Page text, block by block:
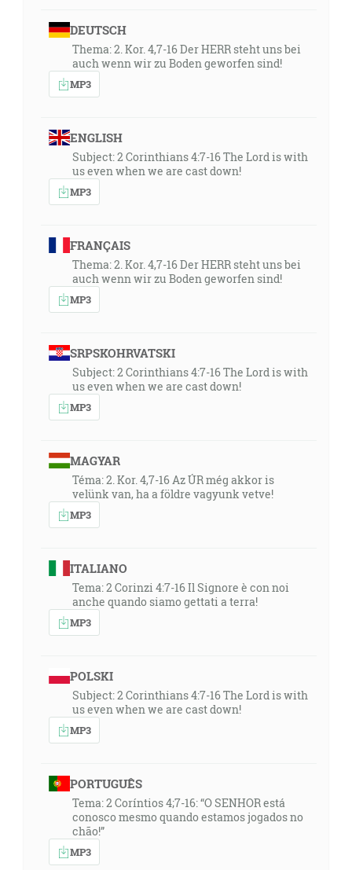
DEUTSCH
Thema: 2. Kor. 4,7-16 Der HERR steht uns bei
auch wenn wir zu Boden geworfen sind!
MP3
ENGLISH
Subject: 2 Corinthians 4:7-16 The Lord is with
us even when we are cast down!
MP3
FRANÇAIS
Thema: 2. Kor. 4,7-16 Der HERR steht uns bei
auch wenn wir zu Boden geworfen sind!
MP3
SRPSKOHRVATSKI
Subject: 2 Corinthians 4:7-16 The Lord is with
us even when we are cast down!
MP3
MAGYAR
Téma: 2. Kor. 4,7-16 Az ÚR még akkor is
velünk van, ha a földre vagyunk vetve!
MP3
ITALIANO
Tema: 2 Corinzi 4:7-16 Il Signore è con noi
anche quando siamo gettati a terra!
MP3
POLSKI
Subject: 2 Corinthians 4:7-16 The Lord is with
us even when we are cast down!
MP3
PORTUGUÊS
Tema: 2 Coríntios 4;7-16: “O SENHOR está
conosco mesmo quando estamos jogados no
chão!”
MP3